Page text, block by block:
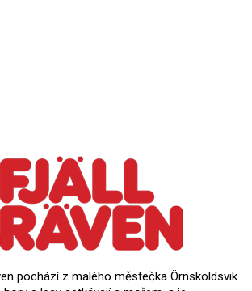
pochází z malého městečka Örnsköldsvik